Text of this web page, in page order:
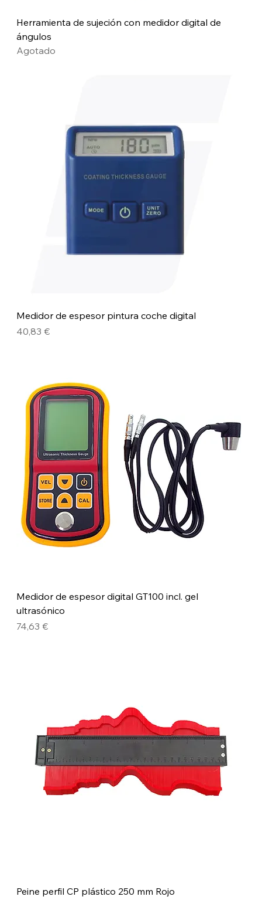
Herramienta de sujeción con medidor digital de
ángulos
Agotado
Medidor de espesor pintura coche digital
Precio
40,83 €
Medidor de espesor digital GT100 incl. gel
ultrasónico
Precio
74,63 €
Peine perfil CP plástico 250 mm Rojo